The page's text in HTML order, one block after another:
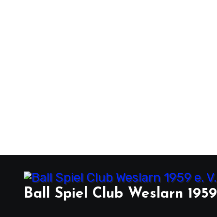
Ball Spiel Club Weslarn